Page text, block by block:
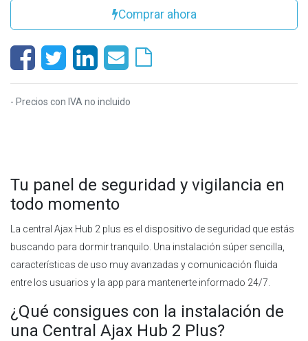
Comprar ahora
- Precios con IVA no incluido
Tu panel de seguridad y vigilancia en
todo momento
La central Ajax Hub 2 plus es el dispositivo de seguridad que estás
buscando para dormir tranquilo. Una instalación súper sencilla,
características de uso muy avanzadas y comunicación fluida
entre los usuarios y la app para mantenerte informado 24/7.
¿Qué consigues con la instalación de
una Central Ajax Hub 2 Plus?